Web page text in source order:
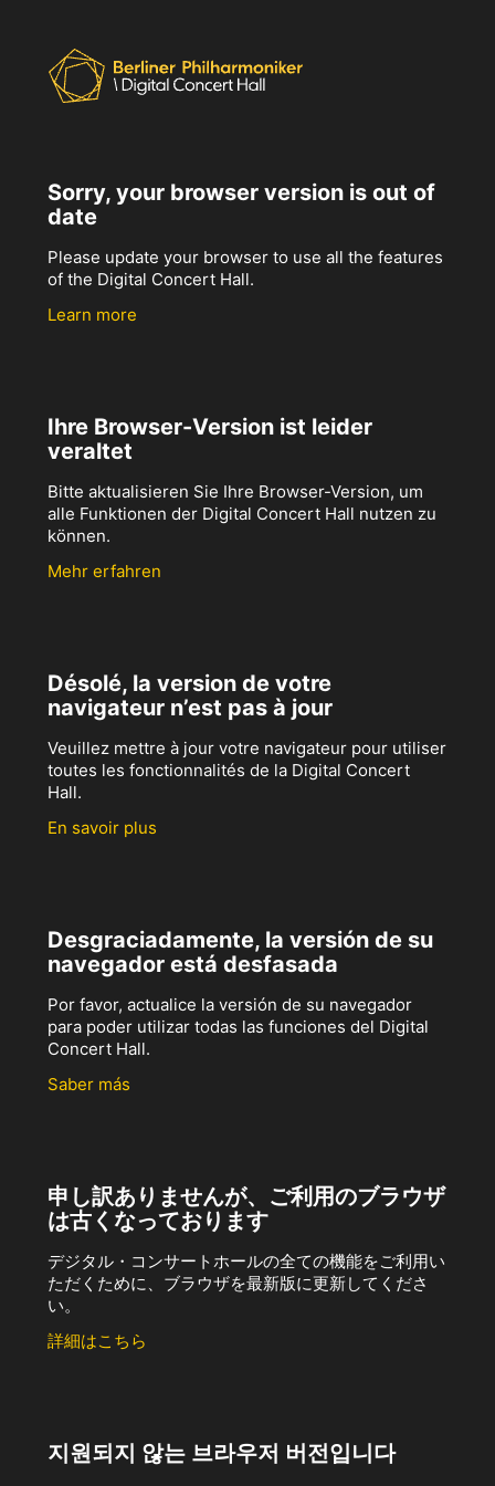
Sorry, your browser version is out of
date
Please update your browser to use all the features
of the Digital Concert Hall.
Learn more
Ihre Browser-Version ist leider
veraltet
Bitte aktualisieren Sie Ihre Browser-Version, um
alle Funktionen der Digital Concert Hall nutzen zu
können.
Mehr erfahren
Désolé, la version de votre
navigateur n’est pas à jour
Veuillez mettre à jour votre navigateur pour utiliser
toutes les fonctionnalités de la Digital Concert
Hall.
En savoir plus
Desgraciadamente, la versión de su
navegador está desfasada
Por favor, actualice la versión de su navegador
para poder utilizar todas las funciones del Digital
Concert Hall.
Saber más
申し訳ありませんが、ご利用のブラウザ
は古くなっております
デジタル・コンサートホールの全ての機能をご利用い
ただくために、ブラウザを最新版に更新してくださ
い。
詳細はこちら
지원되지 않는 브라우저 버전입니다